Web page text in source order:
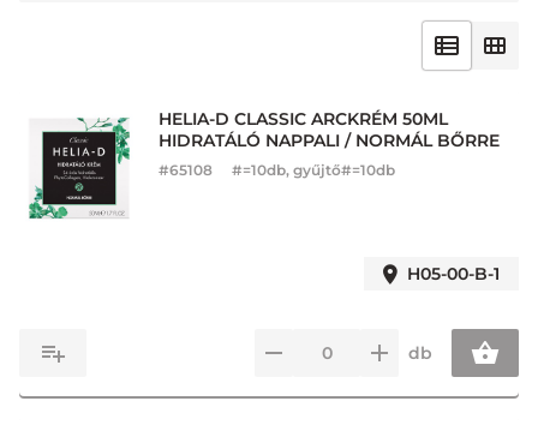
HELIA-D CLASSIC ARCKRÉM 50ML
HIDRATÁLÓ NAPPALI / NORMÁL BŐRRE
#65108 #=10db, gyűjtő#=10db
H05-00-B-1
db